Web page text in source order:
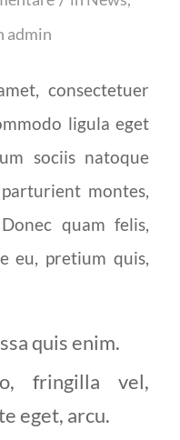
admin
consectetuer
ligula eget
sociis natoque
montes,
quam felis,
eu, pretium quis,
quis enim.
fringilla vel,
eget, arcu.